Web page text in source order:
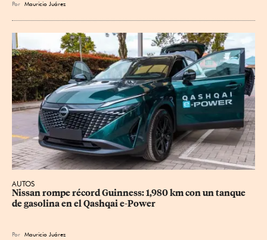
Por Mauricio Juárez
AUTOS
Nissan rompe récord Guinness: 1,980 km con un tanque
de gasolina en el Qashqai e-Power
Por Mauricio Juárez